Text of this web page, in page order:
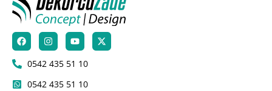
0542 435 51 10
0542 435 51 10